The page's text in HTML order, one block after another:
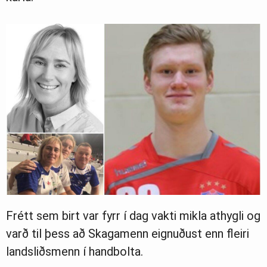
Frétt sem birt var fyrr í dag vakti mikla athygli og
varð til þess að Skagamenn eignuðust enn fleiri
landsliðsmenn í handbolta.